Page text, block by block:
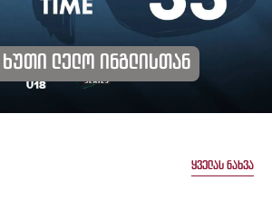
ლელო ინგლისთან
Ყველას Ნახვა